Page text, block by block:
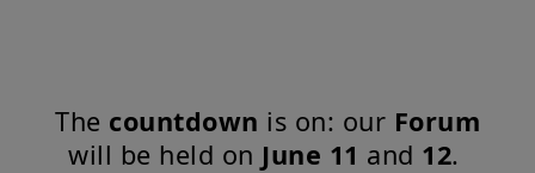
The countdown is on: our Forum
will be held on June 11 and 12.